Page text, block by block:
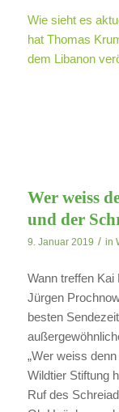
Wie sieht es
hat Thomas
dem Libanon
Wer weiss
und der
9. Januar 2019 / in
Wann treffen
Jürgen
besten
„Wer weiss
Wildtier Stiftung
Ruf des